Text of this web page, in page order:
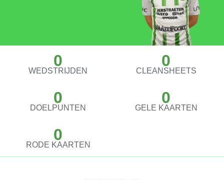
0
WEDSTRIJDEN
0
CLEANSHEETS
0
DOELPUNTEN
0
GELE KAARTEN
0
RODE KAARTEN